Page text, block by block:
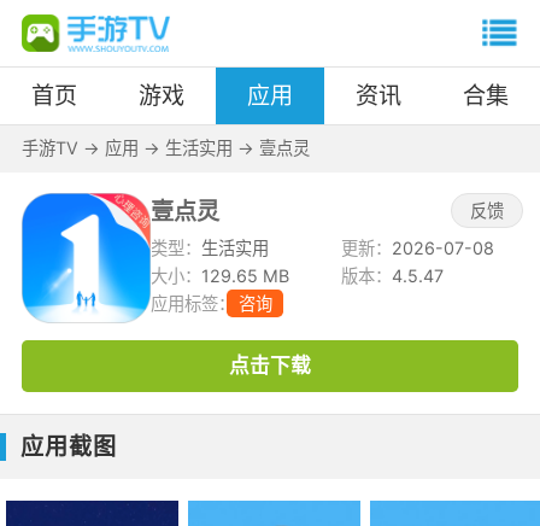
首页 游戏 应用 资讯 合集
手游TV -> 应用 -> 生活实用 -> 壹点灵
壹点灵
反馈
类型： 生活实用 更新： 2026-07-08
大小： 129.65 MB 版本： 4.5.47
应用标签：
咨询
点击下载
应用截图